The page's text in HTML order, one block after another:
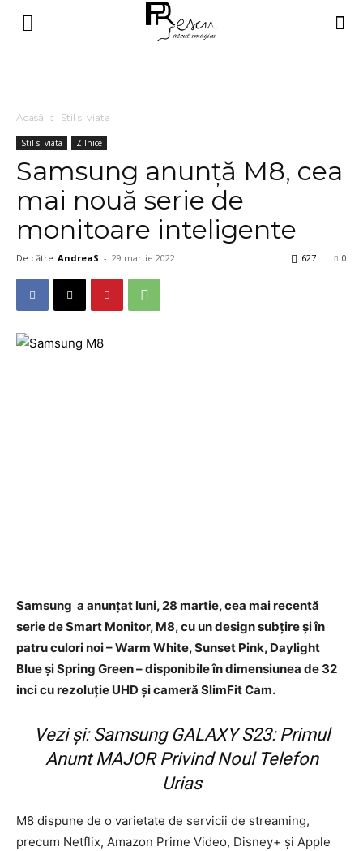
Acasă Stil si viata
Stil si viata Zilnice
Samsung anunţă M8, cea
mai nouă serie de
monitoare inteligente
De către AndreaS - 29 martie 2022 0
627
Samsung a anunţat luni, 28 martie, cea mai recentă
serie de Smart Monitor, M8, cu un design subţire şi în
patru culori noi – Warm White, Sunset Pink, Daylight
Blue şi Spring Green – disponibile în dimensiunea de 32
inci cu rezoluţie UHD şi cameră SlimFit Cam.
Vezi și:Samsung GALAXY S23: Primul
Anunt MAJOR Privind Noul Telefon
Urias
M8 dispune de o varietate de servicii de streaming,
precum Netflix, Amazon Prime Video, Disney+ şi Apple